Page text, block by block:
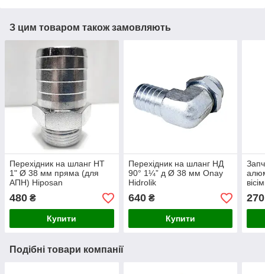
З цим товаром також замовляють
Перехідник на шланг НТ
1" Ø 38 мм пряма (для
АПН) Hiposan
480 ₴
Купити
Перехідник на шланг НД
90° 1¼” д Ø 38 мм Onay
Hidrolik
640₴
Купити
270
Подібні товари компанії